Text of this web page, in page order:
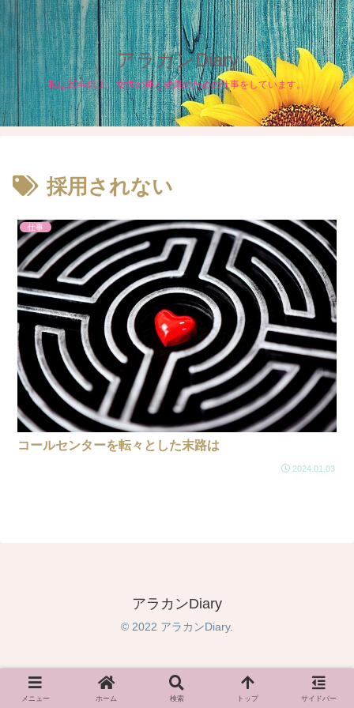
アラカンDiary
私は20年以上、女性の美と健康のための仕事をしています。
採用されない
仕事
コールセンターを転々とした末路は
2024.01.03
アラカンDiary
© 2022 アラカンDiary.
メニュー ホーム 検索 トップ サイドバー